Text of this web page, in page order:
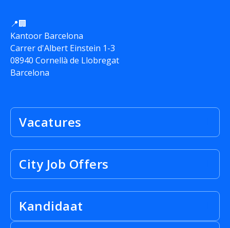
📍🏢
Kantoor Barcelona
Carrer d'Albert Einstein 1-3
08940 Cornellà de Llobregat
Barcelona
Vacatures
City Job Offers
Kandidaat